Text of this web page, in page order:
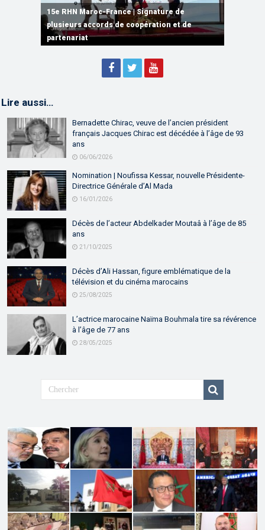
15e RHN Maroc-France | Signature de
plusieurs accords de coopération et de
partenariat
15e RHN Maroc-France | Discours de
Sébastien Lecornu premier ministre français
15e Réunion de Haut Niveau Maroc-France |
Discours de M. Aziz Akhannouch
Lire aussi…
Bernadette Chirac, veuve de l’ancien président
français Jacques Chirac est décédée à l’âge de 93
ans
06/06/2026
Nomination | Noufissa Kessar, nouvelle Présidente-
Directrice Générale d’Al Mada
16/01/2026
Décès de l’acteur Abdelkader Moutaâ à l’âge de 85
ans
21/10/2025
Décès d’Ali Hassan, figure emblématique de la
télévision et du cinéma marocains
25/08/2025
L’actrice marocaine Naïma Bouhmala tire sa révérence
à l’âge de 77 ans
28/05/2025